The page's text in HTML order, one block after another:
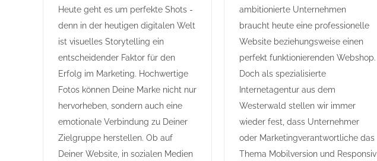
Heute geht es um perfekte Shots -
denn in der heutigen digitalen Welt
ist visuelles Storytelling ein
entscheidender Faktor für den
Erfolg im Marketing. Hochwertige
Fotos können Deine Marke nicht nur
hervorheben, sondern auch eine
emotionale Verbindung zu Deiner
Zielgruppe herstellen. Ob auf
Deiner Website, in sozialen Medien
ambitionierte Unternehmen
braucht heute eine professionelle
Website beziehungsweise einen
perfekt funktionierenden Webshop.
Doch als spezialisierte
Internetagentur aus dem
Westerwald stellen wir immer
wieder fest, dass Unternehmer
oder Marketingverantwortliche das
Thema Mobilversion und Responsiv